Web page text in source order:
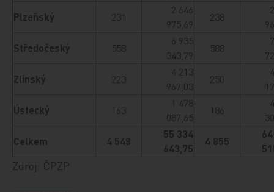
Plzeňský
231
2 646
975,69
238
Středočeský
558
6 935
343,79
588
Zlínský
223
4 213
967,03
250
Ústecký
163
1 478
087,65
186
Celkem
4 548
55 334
643,75
4 855
Zdroj: ČPZP